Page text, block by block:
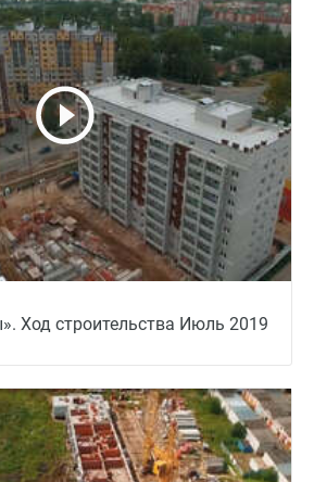
Ход строительства Июль 2019